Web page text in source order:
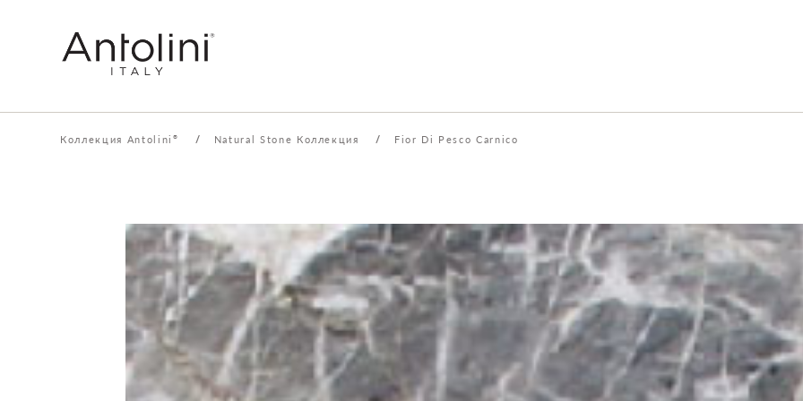
Коллекция Antolini ® / Natural Stone Коллекция / Fior Di Pesco Carnico